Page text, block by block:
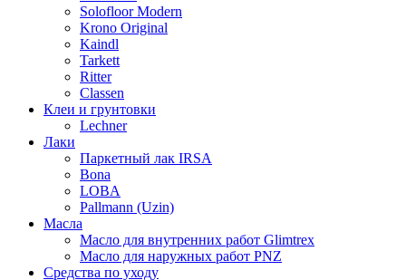
Solofloor Modern
Krono Original
Kaindl
Tarkett
Ritter
Classen
Клеи и грунтовки
Lechner
Лаки
Паркетный лак IRSA
Bona
LOBA
Pallmann (Uzin)
Масла
Масло для внутренних работ Glimtrex
Масло для наружных работ PNZ
Средства по уходу